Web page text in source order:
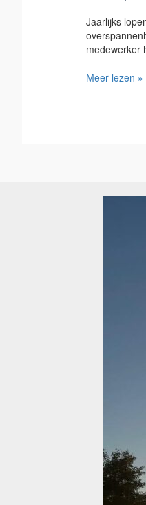
Jaarlijks
medewerker
Meer lezen »